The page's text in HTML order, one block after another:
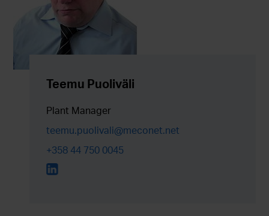
Teemu Puoliväli
Plant Manager
teemu.puolivali@meconet.net
+358 44 750 0045